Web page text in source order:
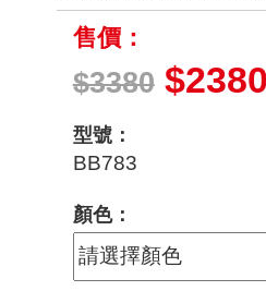
售價：
$3380$2380
型號：
BB783
顏色：